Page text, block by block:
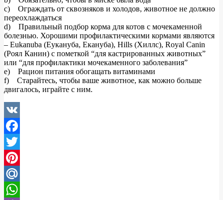
c) Ограждать от сквозняков и холодов, животное не должно
переохлаждаться
d) Правильный подбор корма для котов с мочекаменной
болезнью. Хорошими профилактическими кормами являются
– Eukanuba (Еукануба, Екануба), Hills (Хиллс), Royal Canin
(Роял Канин) с пометкой “для кастрированных животных”
или “для профилактики мочекаменного заболевания”
e) Рацион питания обогащать витаминами
f) Старайтесь, чтобы ваше животное, как можно больше
двигалось, играйте с ним.
VK
Facebook
Twitter
Pinterest
Mail.Ru